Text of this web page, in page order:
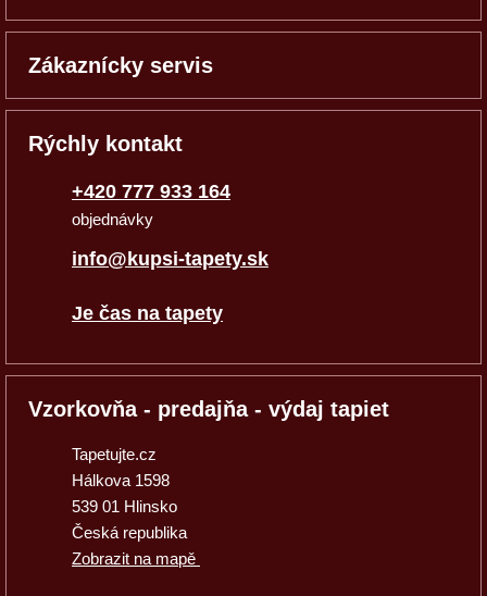
Zákaznícky servis
Rýchly kontakt
+420 777 933 164
objednávky
info@kupsi-tapety.sk
Je čas na tapety
Vzorkovňa - predajňa - výdaj tapiet
Tapetujte.cz
Hálkova 1598
539 01 Hlinsko
Česká republika
Zobrazit na mapě